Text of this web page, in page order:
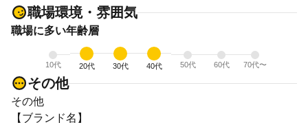
職場環境・雰囲気
職場に多い年齢層
10代 20代 30代 40代 50代 60代 70代〜
その他
その他
【ブランド名】